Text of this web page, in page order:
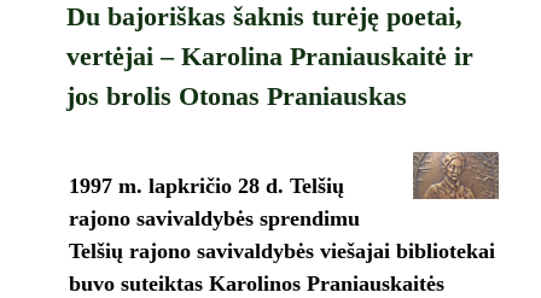
Du bajoriškas šaknis turėję poetai,
vertėjai – Karolina Praniauskaitė ir
jos brolis Otonas Praniauskas
1997 m. lapkričio 28 d. Telšių
rajono savivaldybės sprendimu
Telšių rajono savivaldybės viešajai bibliotekai
buvo suteiktas Karolinos Praniauskaitės